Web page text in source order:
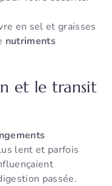
en sel et graisses
nutriments
et le transit
lent et parfois
passée.